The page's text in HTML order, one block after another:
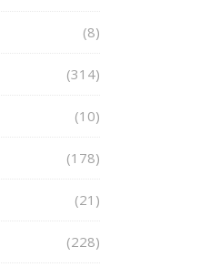
(8)
(314)
(10)
(178)
(21)
(228)